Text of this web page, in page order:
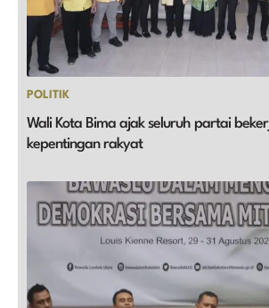
POLITIK
Wali Kota Bima ajak seluruh partai
kepentingan rakyat